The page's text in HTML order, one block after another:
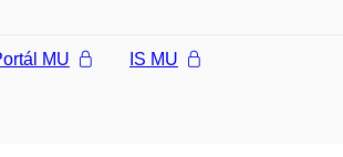
MU IS MU